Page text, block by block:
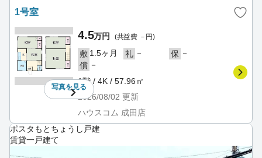
1号室
写真を見る
4.5万円 (共益費 －円)
敷 1.5ヶ月 礼 － 保 －
償 －
1階 / 4K / 57.96㎡
2026/08/02 更新
ハウスコム 成田店
ポスタもとちょうし戸建
賃貸一戸建て